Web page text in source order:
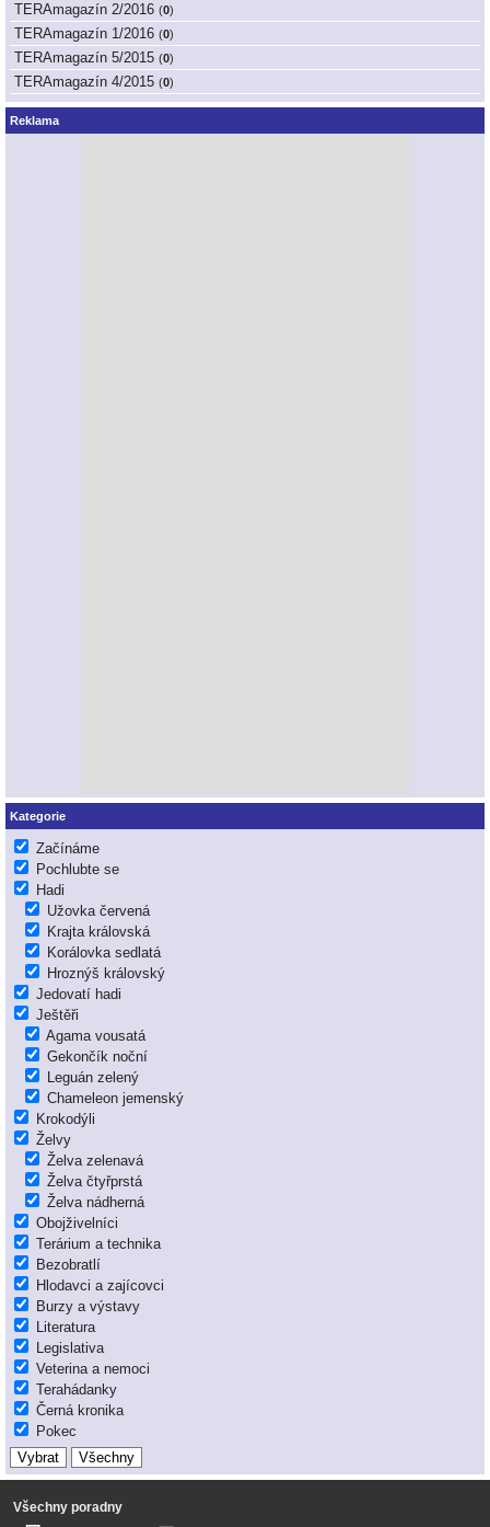
TERAmagazín 2/2016 (0)
TERAmagazín 1/2016 (0)
TERAmagazín 5/2015 (0)
TERAmagazín 4/2015 (0)
Reklama
Kategorie
Začínáme
Pochlubte se
Hadi
Užovka červená
Krajta královská
Korálovka sedlatá
Hroznýš královský
Jedovatí hadi
Ještěři
Agama vousatá
Gekončík noční
Leguán zelený
Chameleon jemenský
Krokodýli
Želvy
Želva zelenavá
Želva čtyřprstá
Želva nádherná
Obojživelníci
Terárium a technika
Bezobratlí
Hlodavci a zajícovci
Burzy a výstavy
Literatura
Legislativa
Veterina a nemoci
Terahádanky
Černá kronika
Pokec
Všechny poradny